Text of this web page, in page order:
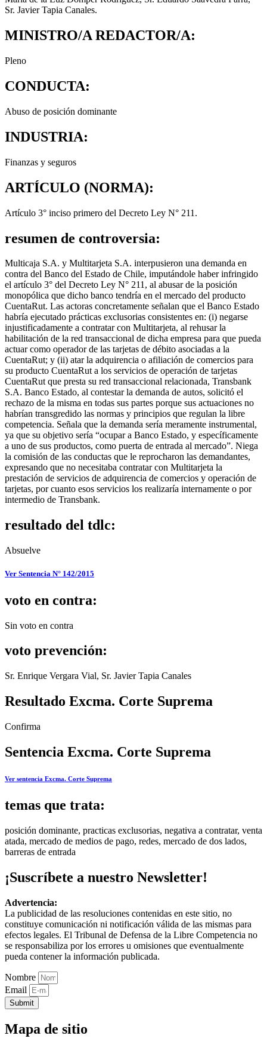
Sr. Javier Tapia Canales.
MINISTRO/A REDACTOR/A:
Pleno
CONDUCTA:
Abuso de posición dominante
INDUSTRIA:
Finanzas y seguros
ARTÍCULO (NORMA):
Artículo 3° inciso primero del Decreto Ley N° 211.
resumen de controversia:
Multicaja S.A. y Multitarjeta S.A. interpusieron una demanda en
contra del Banco del Estado de Chile, imputándole haber infringido
el artículo 3° del Decreto Ley N° 211, al abusar de la posición
monopólica que dicho banco tendría en el mercado del producto
CuentaRut. Las actoras concretamente señalan que el Banco Estado
habría ejecutado prácticas exclusorias consistentes en: (i) negarse
injustificadamente a contratar con Multitarjeta, al rehusar la
habilitación de la red transaccional de dicha empresa para que pueda
actuar como operador de las tarjetas de débito asociadas a la
CuentaRut; y (ii) atar la adquirencia o afiliación de comercios para
su producto CuentaRut a los servicios de operación de tarjetas
CuentaRut que presta su red transaccional relacionada, Transbank
S.A. Banco Estado, al contestar la demanda de autos, solicitó el
rechazo de la misma en todas sus partes porque sus actuaciones no
habrían transgredido las normas y principios que regulan la libre
competencia. Señala que la demanda sería meramente instrumental,
ya que su objetivo sería “ocupar a Banco Estado, y específicamente
a uno de sus productos, como puerta de entrada al mercado”. Niega
la comisión de las conductas que le reprocharon las demandantes,
expresando que no necesitaba contratar con Multitarjeta la
prestación de servicios de adquirencia de comercios y operación de
tarjetas, por cuanto esos servicios los realizaría internamente o por
intermedio de Transbank.
resultado del tdlc:
Absuelve
Ver Sentencia N° 142/2015
voto en contra:
Sin voto en contra
voto prevención:
Sr. Enrique Vergara Vial, Sr. Javier Tapia Canales
Resultado Excma. Corte Suprema
Confirma
Sentencia Excma. Corte Suprema
Ver sentencia Excma. Corte Suprema
temas que trata:
posición dominante, practicas exclusorias, negativa a contratar, venta
atada, mercado de medios de pago, redes, mercado de dos lados,
barreras de entrada
¡Suscríbete a nuestro Newsletter!
Advertencia:
La publicidad de las resoluciones contenidas en este sitio, no
constituye comunicación ni notificación válida de las mismas para
efectos legales. El Tribunal de Defensa de la Libre Competencia no
se responsabiliza por los errores u omisiones que eventualmente
pueda contener la información publicada.
Nombre
Email
Submit
Mapa de sitio